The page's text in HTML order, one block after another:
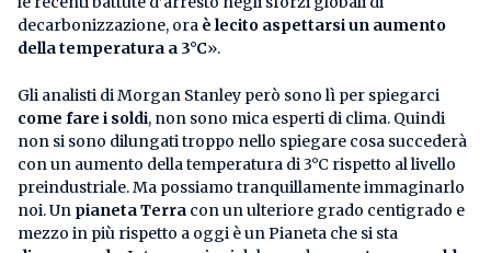
decarbonizzazione, ora è lecito aspettarsi un aumento
della temperatura a 3°C».
Gli analisti di Morgan Stanley però sono lì per spiegarci
come fare i soldi, non sono mica esperti di clima. Quindi
non si sono dilungati troppo nello spiegare cosa succederà
con un aumento della temperatura di 3°C rispetto al livello
preindustriale. Ma possiamo tranquillamente immaginarlo
noi. Un pianeta Terra con un ulteriore grado centigrado e
mezzo in più rispetto a oggi è un Pianeta che si sta